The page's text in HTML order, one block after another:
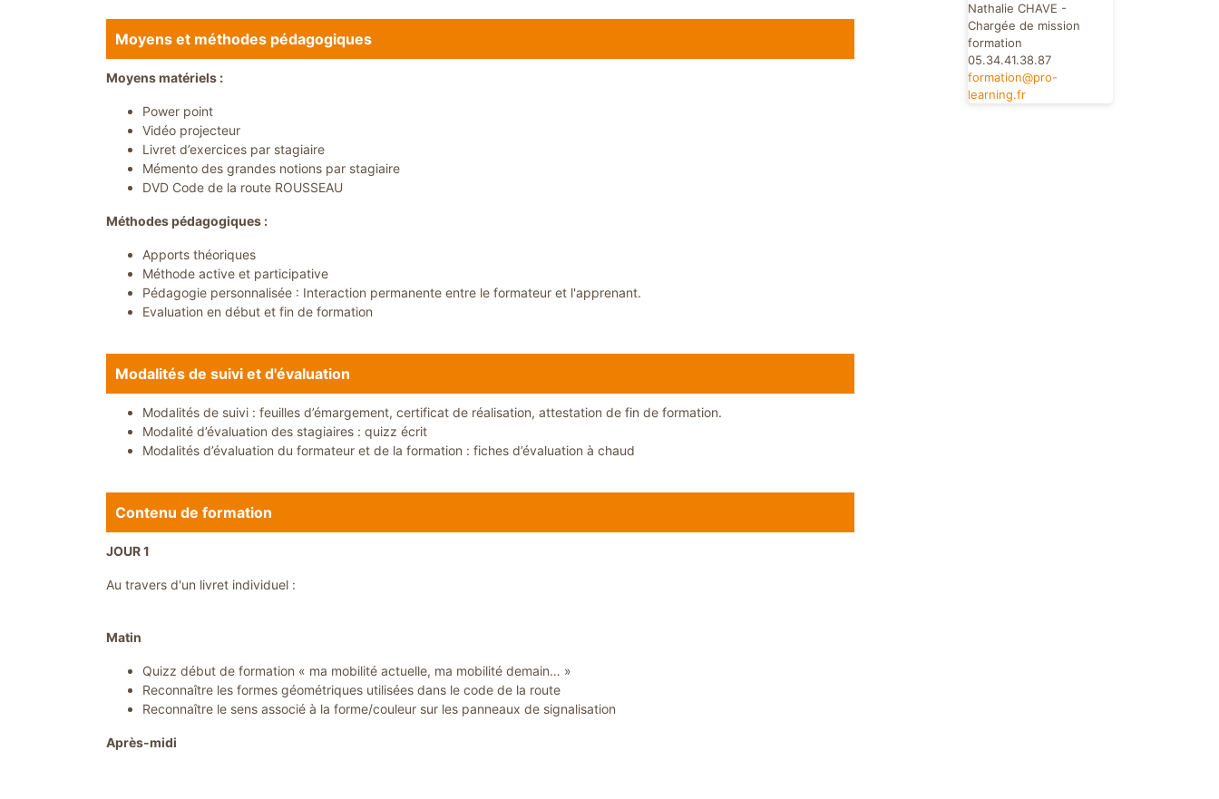
Moyens et méthodes pédagogiques
Moyens matériels :
Power point
Vidéo projecteur
Livret d’exercices par stagiaire
Mémento des grandes notions par stagiaire
DVD Code de la route ROUSSEAU
Méthodes pédagogiques :
Apports théoriques
Méthode active et participative
Pédagogie personnalisée : Interaction permanente entre le formateur et l'apprenant.
Evaluation en début et fin de formation
Modalités de suivi et d'évaluation
Modalités de suivi : feuilles d’émargement, certificat de réalisation, attestation de fin de formation.
Modalité d’évaluation des stagiaires : quizz écrit
Modalités d’évaluation du formateur et de la formation : fiches d’évaluation à chaud
Contenu de formation
JOUR 1
Au travers d'un livret individuel :
Matin
Quizz début de formation « ma mobilité actuelle, ma mobilité demain… »
Reconnaître les formes géométriques utilisées dans le code de la route
Reconnaître le sens associé à la forme/couleur sur les panneaux de signalisation
Après-midi
Nathalie CHAVE -
Chargée de mission
formation
05.34.41.38.87
formation@pro-
learning.fr